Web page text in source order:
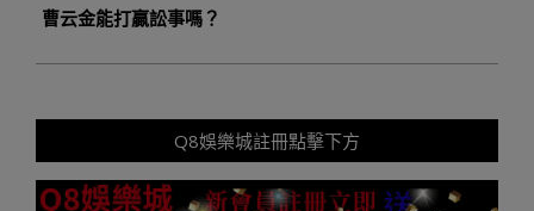
曹云金能打贏訟事嗎？
Q8娛樂城註冊點擊下方